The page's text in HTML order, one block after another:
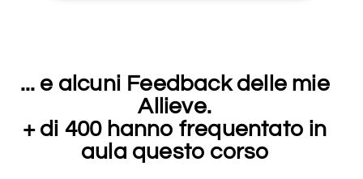
... e alcuni Feedback delle mie
Allieve.
+ di 400 hanno frequentato in
aula questo corso